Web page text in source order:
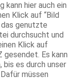
kann hier auch ein
Klick auf “Bild
genutzte
durchsucht und
Klick auf
gesendet. Es kann
bis es durch unser
müssen